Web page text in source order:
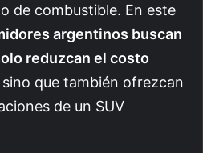
de combustible. En este
argentinos buscan
reduzcan el costo
sino que también ofrezcan
de un SUV